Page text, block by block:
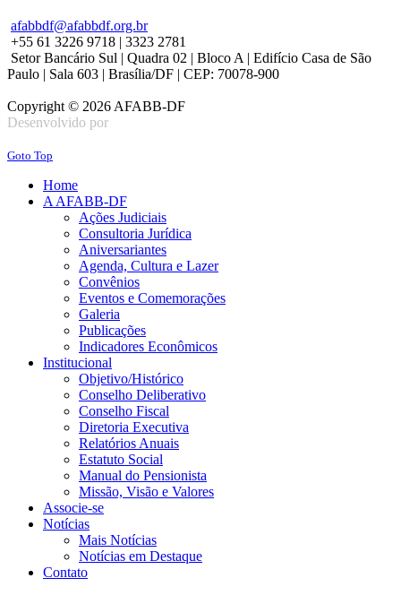
afabbdf@afabbdf.org.br
+55 61 3226 9718 | 3323 2781
Setor Bancário Sul | Quadra 02 | Bloco A | Edifício Casa de São
Paulo | Sala 603 | Brasília/DF | CEP: 70078-900
Copyright © 2026 AFABB-DF
Desenvolvido por
Goto Top
Home
A AFABB-DF
Ações Judiciais
Consultoria Jurídica
Aniversariantes
Agenda, Cultura e Lazer
Convênios
Eventos e Comemorações
Galeria
Publicações
Indicadores Econômicos
Institucional
Objetivo/Histórico
Conselho Deliberativo
Conselho Fiscal
Diretoria Executiva
Relatórios Anuais
Estatuto Social
Manual do Pensionista
Missão, Visão e Valores
Associe-se
Notícias
Mais Notícias
Notícias em Destaque
Contato